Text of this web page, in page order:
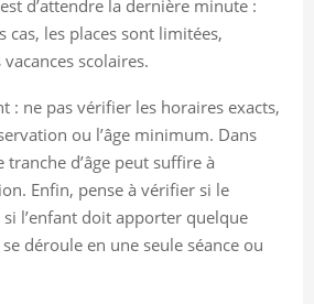
d’attendre la dernière minute :
cas, les places sont limitées,
scolaires.
: ne pas vérifier les horaires exacts,
ou l’âge minimum. Dans
tranche d’âge peut suffire à
Enfin, pense à vérifier si le
l’enfant doit apporter quelque
déroule en une seule séance ou